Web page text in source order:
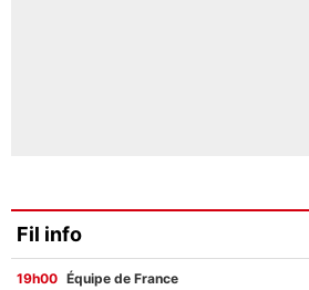
Fil info
19h00 Équipe de France